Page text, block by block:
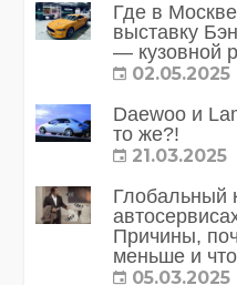
Где в
выставку
— кузовной
02.05.2025
Daewoo и
то же?!
21.03.2025
Глобальный
Причины,
меньше и
05.03.2025